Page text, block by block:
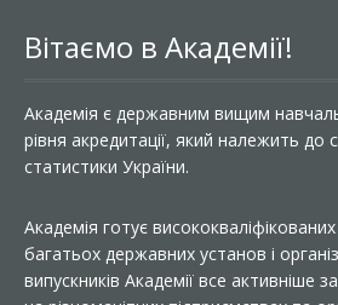
Вітаємо в Академії!
Академія є державним вищим
рівня акредитації, який належить до
статистики України.
Академія готує
багатьох державних установ і
випускників Академії все